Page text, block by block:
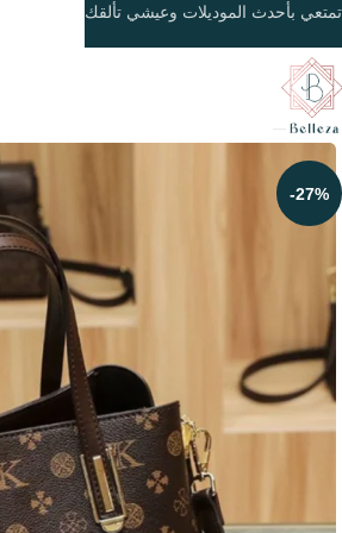
-27%
تمتعي بأحدث الموديلات وعيشي تألقك